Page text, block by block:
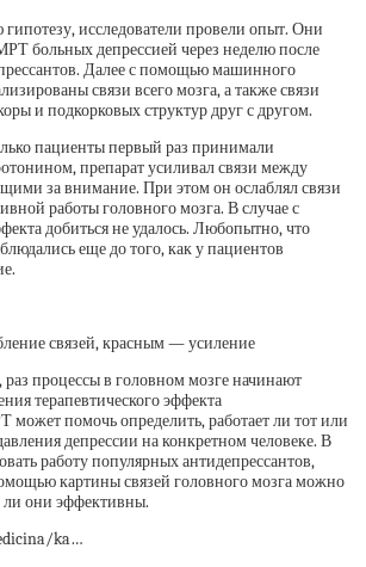
исследователи провели опыт. Они
больных депрессией через неделю после
Далее с помощью машинного
связи всего мозга, а также связи
и подкорковых структур друг с другом.
пациенты первый раз принимали
препарат усиливал связи между
за внимание. При этом он ослаблял связи
работы головного мозга. В случае с
добиться не удалось. Любопытно, что
еще до того, как у пациентов
связей, красным — усиление
процессы в головном мозге начинают
терапевтического эффекта
может помочь определить, работает ли тот или
депрессии на конкретном человеке. В
работу популярных антидепрессантов,
картины связей головного мозга можно
ли они эффективны.
ka…